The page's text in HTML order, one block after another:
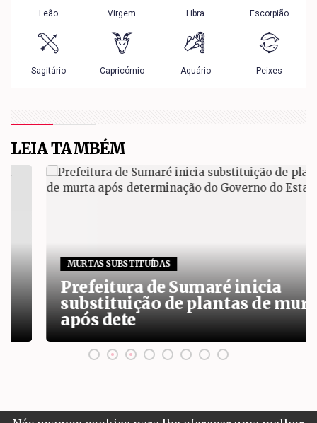
LEIA TAMBÉM
MURTAS SUBSTITUÍDAS
Prefeitura de Sumaré inicia
substituição de plantas de murta
após dete